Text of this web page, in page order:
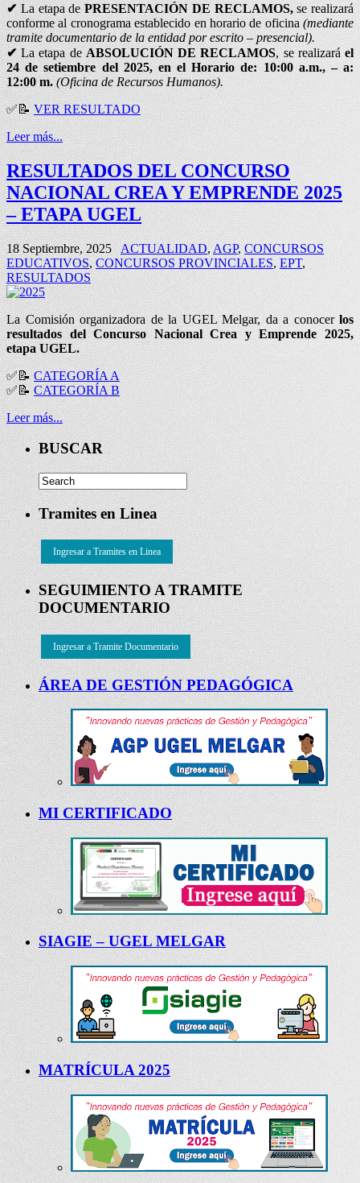
✔La etapa de PRESENTACIÓN DE RECLAMOS,se realizará
conforme al cronograma establecido en horario de oficina (mediante
tramite documentario de la entidad por escrito – presencial).
✔La etapa deABSOLUCIÓN DE RECLAMOS, se realizaráel
24 de setiembre del 2025, en el Horario de: 10:00 a.m., – a:
12:00 m. (Oficina de Recursos Humanos).
✅📝VER RESULTADO
Leer más...
RESULTADOS DEL CONCURSO
NACIONAL CREA Y EMPRENDE 2025
– ETAPA UGEL
18 Septiembre, 2025 ACTUALIDAD, AGP, CONCURSOS
EDUCATIVOS,CONCURSOS PROVINCIALES, EPT,
RESULTADOS
La Comisión organizadora de la UGEL Melgar, da a conocer los
resultados del Concurso Nacional Crea y Emprende 2025,
etapa UGEL.
✅📝CATEGORÍA A
✅📝CATEGORÍA B
Leer más...
BUSCAR
Tramites en Linea
Ingresar a Tramites en Linea
SEGUIMIENTO A TRAMITE
DOCUMENTARIO
Ingresar a Tramite Documentario
ÁREA DE GESTIÓN PEDAGÓGICA
MI CERTIFICADO
SIAGIE – UGEL MELGAR
MATRÍCULA 2025